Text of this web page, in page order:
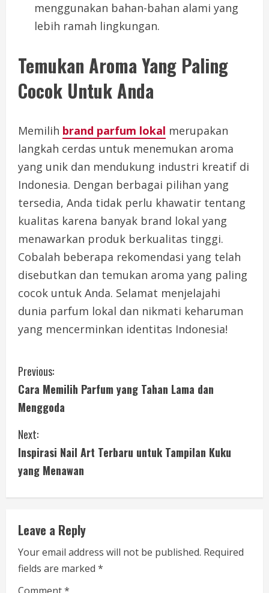
menggunakan bahan-bahan alami yang
lebih ramah lingkungan.
Temukan Aroma Yang Paling
Cocok Untuk Anda
Memilih brand parfum lokal merupakan
langkah cerdas untuk menemukan aroma
yang unik dan mendukung industri kreatif di
Indonesia. Dengan berbagai pilihan yang
tersedia, Anda tidak perlu khawatir tentang
kualitas karena banyak brand lokal yang
menawarkan produk berkualitas tinggi.
Cobalah beberapa rekomendasi yang telah
disebutkan dan temukan aroma yang paling
cocok untuk Anda. Selamat menjelajahi
dunia parfum lokal dan nikmati keharuman
yang mencerminkan identitas Indonesia!
C
o
n
t
i
n
u
e
R
Previous:
Cara Memilih Parfum yang Tahan Lama dan
Menggoda
Next:
Inspirasi Nail Art Terbaru untuk Tampilan Kuku
yang Menawan
Leave a Reply
Your email address will not be published. Required
fields are marked *